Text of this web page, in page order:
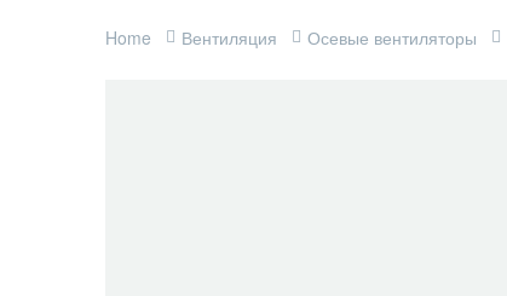
Home Вентиляция Осевые вентиляторы